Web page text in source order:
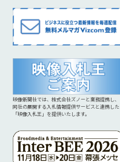
映像新聞社では、株式会社ズノーと業務提携し、
同社の展開する入札情報提供サービスと連携した
「映像入札王」を提供いたします。